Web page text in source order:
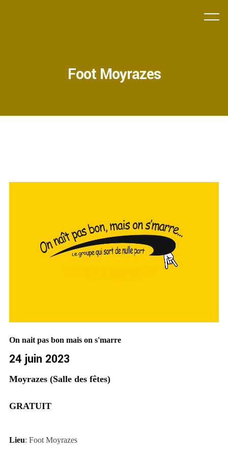
Foot Moyrazes
On nait pas bon mais on s'marre
24 juin 2023
Moyrazes (Salle des fêtes)
GRATUIT
Lieu: Foot Moyrazes